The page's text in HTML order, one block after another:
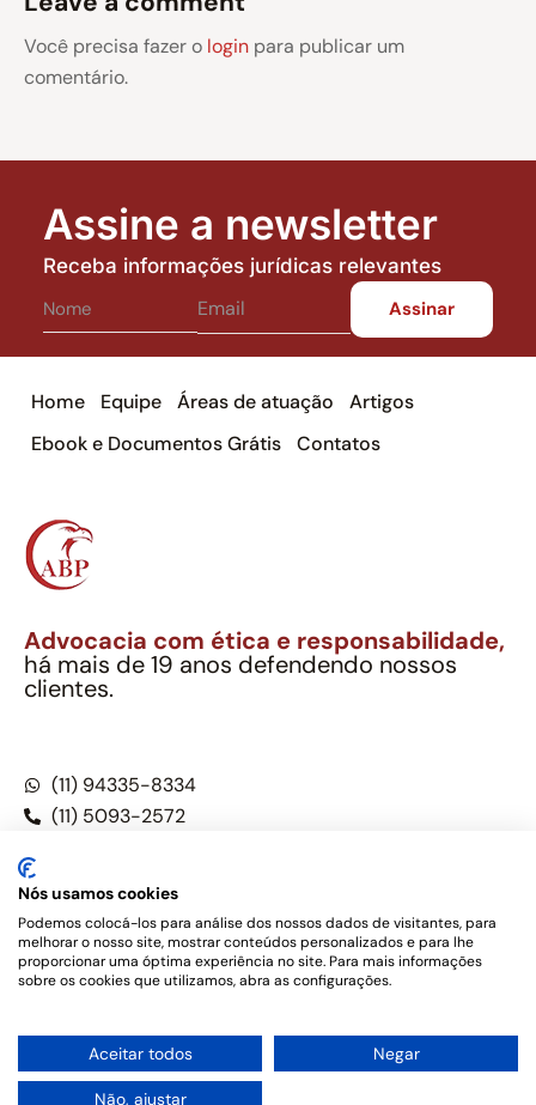
Você precisa fazer o login para publicar um
comentário.
Assine a newsletter
Receba informações jurídicas relevantes
Home Equipe Áreas de atuação
Artigos
Ebook e Documentos Grátis
Contatos
Advocacia com ética e responsabilidade,
há mais de 19 anos defendendo nossos
clientes.
(11) 94335-8334
(11) 5093-2572
Este site não é um produto Meta Platforms, Inc., Google LLC,
tampouco oferece serviços públicos oficiais. Somos um
o Código de Ética e Disciplina da OAB do Brasil – Alexandre
Berthe Pinto Soc. de Adv, OAB/SP nº 22477 –Política de
Privacidade e Termos de uso
Nós usamos cookies
Podemos colocá-los para análise dos nossos dados de visitantes, para
melhorar o nosso site, mostrar conteúdos personalizados e para lhe
proporcionar uma óptima experiência no site. Para mais informações
sobre os cookies que utilizamos, abra as configurações.
Aceitar todos Negar
Não, ajustar